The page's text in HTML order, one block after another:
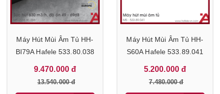
Máy Hút Mùi Âm Tủ HH-
BI79A Hafele 533.80.038
9.470.000 đ
13.540.000 đ
Máy Hút Mùi Âm Tủ HH-
S60A Hafele 533.89.041
5.200.000 đ
7.480.000 đ